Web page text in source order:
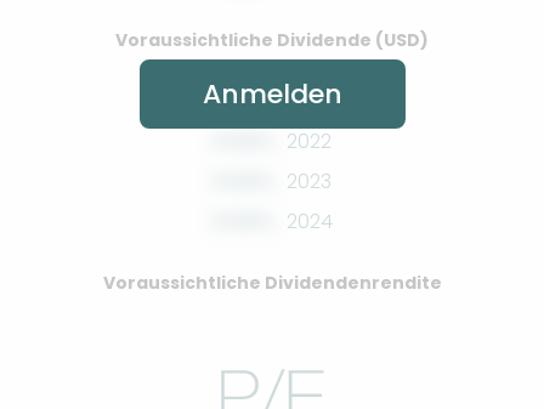
Voraussichtliche Dividende (USD)
2022
2023
2024
Voraussichtliche Dividendenrendite
Anmelden